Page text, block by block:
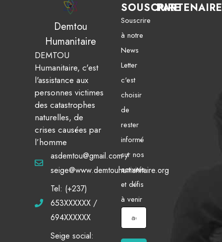
Demtou
Humanitaire
DEMTOU
Humanitaire, c'est
l'assistance aux
personnes victimes
des catastrophes
naturelles, de
crises causées par
l’homme
asdemtou@gmail.com /
seige@www.demtouhumanitaire.org
Tel: (+237)
653XXXXXX /
694XXXXXX
Seige social:
SOUSCRIRE
Souscrire
à notre
News
Letter
c'est
choisir
de
rester
informé
sur nos
activités
et défis
à venir